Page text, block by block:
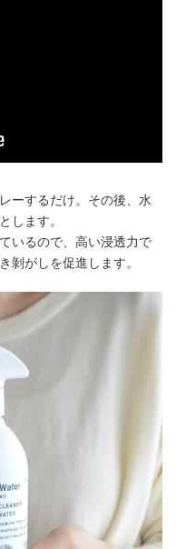
ーするだけ。その後、水
します。
いるので、高い浸透力で
剝がしを促進します。